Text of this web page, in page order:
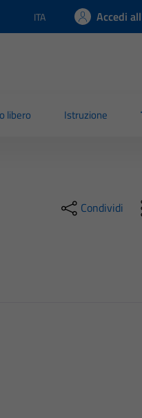
Lingua attiva:
ITA Accedi
libero Istruzione
Condividi